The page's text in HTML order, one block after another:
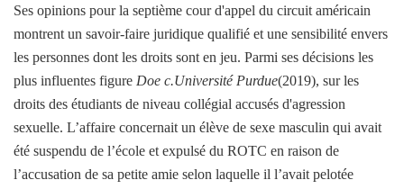
Ses opinions pour la septième cour d'appel du circuit américain
montrent un savoir-faire juridique qualifié et une sensibilité envers
les personnes dont les droits sont en jeu. Parmi ses décisions les
plus influentes figure Doe c.Université Purdue(2019), sur les
droits des étudiants de niveau collégial accusés d'agression
sexuelle. L’affaire concernait un élève de sexe masculin qui avait
été suspendu de l’école et expulsé du ROTC en raison de
l’accusation de sa petite amie selon laquelle il l’avait pelotée